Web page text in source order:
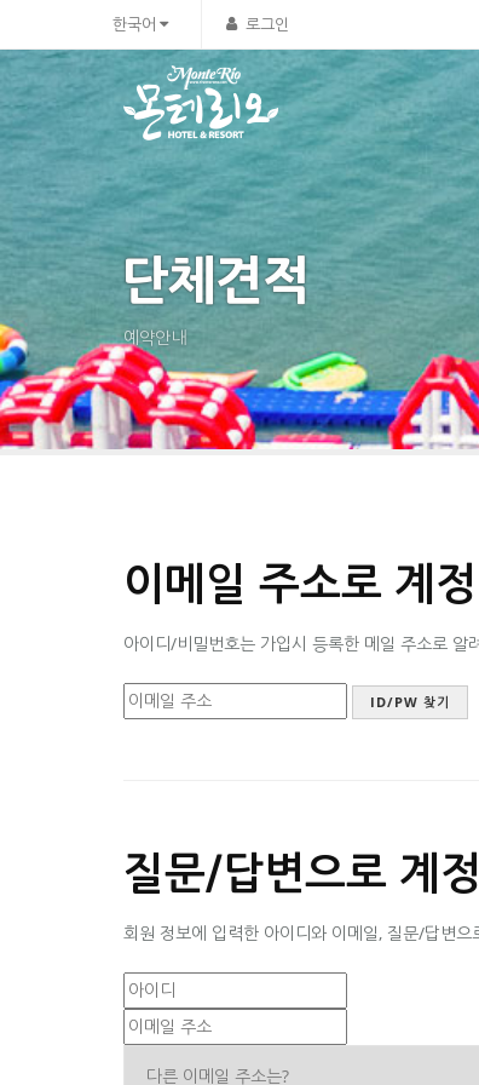
한국어 로그인
단체견적
예약안내
이메일 주소로 계정
아이디/비밀번호는 가입시 등록한 메일 주소로
질문/답변으로 계정
회원 정보에 입력한 아이디와 이메일, 질문/답변